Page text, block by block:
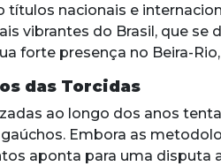
títulos nacionais e
vibrantes do Brasil, que se
forte presença no Beira-
das Torcidas
ao longo dos anos
Embora as
aponta para uma disputa